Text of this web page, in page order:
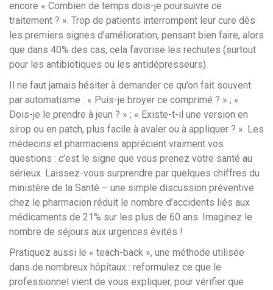
encore « Combien de temps dois-je poursuivre ce
traitement ? ». Trop de patients interrompent leur cure dès
les premiers signes d’amélioration, pensant bien faire, alors
que dans 40% des cas, cela favorise les rechutes (surtout
pour les antibiotiques ou les antidépresseurs).
Il ne faut jamais hésiter à demander ce qu’on fait souvent
par automatisme : « Puis-je broyer ce comprimé ? » ; «
Dois-je le prendre à jeun ? » ; « Existe-t-il une version en
sirop ou en patch, plus facile à avaler ou à appliquer ? ». Les
médecins et pharmaciens apprécient vraiment vos
questions : c’est le signe que vous prenez votre santé au
sérieux. Laissez-vous surprendre par quelques chiffres du
ministère de la Santé – une simple discussion préventive
chez le pharmacien réduit le nombre d’accidents liés aux
médicaments de 21% sur les plus de 60 ans. Imaginez le
nombre de séjours aux urgences évités !
Pratiquez aussi le « teach-back », une méthode utilisée
dans de nombreux hôpitaux : reformulez ce que le
professionnel vient de vous expliquer, pour vérifier que